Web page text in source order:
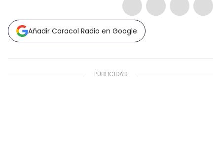
Añadir Caracol Radio en Google